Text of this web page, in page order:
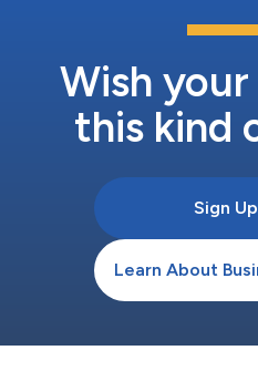
Wish
this kind
Sign Up
Learn About